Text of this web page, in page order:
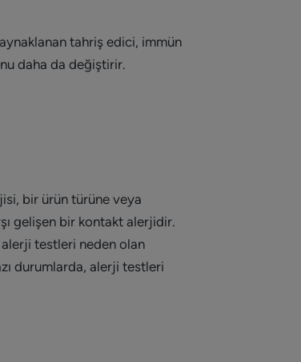
tahriş edici, immün
daha da değiştirir.
bir ürün türüne veya
gelişen bir kontakt alerjidir.
testleri neden olan
durumlarda, alerji testleri